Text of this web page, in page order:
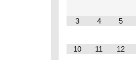
3 4 5
10 11 12